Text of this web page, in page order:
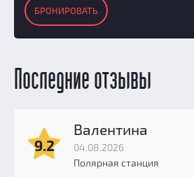
БРОНИРОВАТЬ
Последние отзывы
9.2
Валентина
04.08.2026
Полярная станция